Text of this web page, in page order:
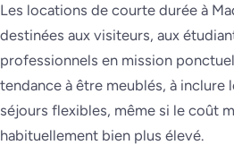
Les locations de courte durée à
destinées aux visiteurs, aux
professionnels en mission
tendance à être meublés, à inclure
séjours flexibles, même si le coût
habituellement bien plus élevé.